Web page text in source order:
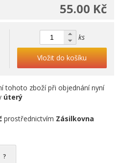
55.00 Kč
ks
Vložit do košíku
tohoto zboží při objednání nyní
úterý
prostřednictvím Zásilkovna
?